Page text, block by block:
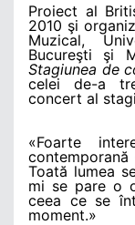
Proiect al
2010 şi
Muzical,
Bucureşti şi
Stagiunea de
celei de-a
concert al
«Foarte
Toată lumea
mi se pare o
ceea ce se
moment.»